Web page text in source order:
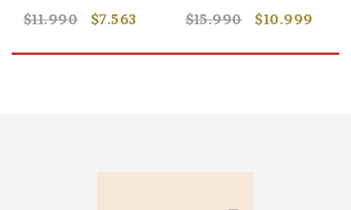
$11.990 $7.563 $15.990 $10.999